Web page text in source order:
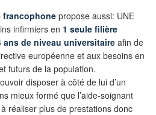
francophonepropose aussi: UNE
infirmiers en 1 seule filière
ans de niveau universitaire afin de
européenne et aux besoins en
futurs de la population.
disposer à côté de lui d’un
mieux formé que l’aide-soignant
réaliser plus de prestations donc